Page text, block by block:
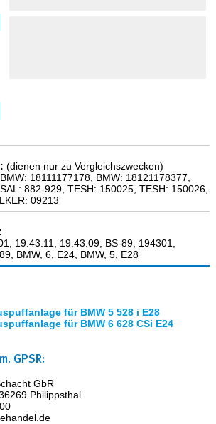
(dienen nur zu Vergleichszwecken)
18111177178, BMW: 18121178377,
882-929, TESH: 150025, TESH: 150026,
09213
19.43.11, 19.43.09, BS-89, 194301,
BMW, 6, E24, BMW, 5, E28
für BMW 5 528 i E28
für BMW 6 628 CSi E24
GPSR:
GbR
Philippsthal